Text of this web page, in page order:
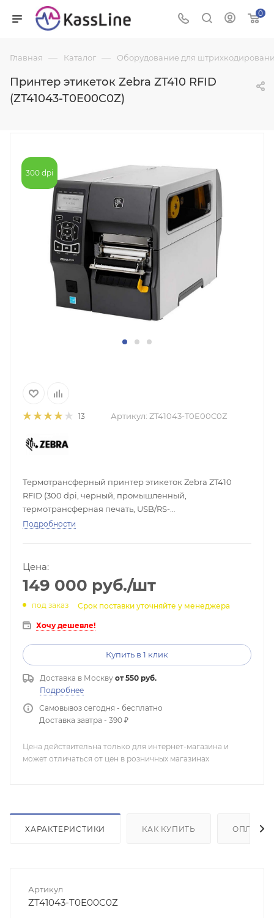
0
Главная — Каталог — Оборудование для
Принтер этикеток Zebra ZT410 RFID
(ZT41043-T0E00C0Z)
300 dpi
13 Артикул: ZT41043-T0E00C0Z
Термотрансферный принтер этикеток Zebra ZT410
RFID (300 dpi, черный, промышленный,
термотрансферная печать, USB/RS-
232/Ethernet/Bluetooth/RFID)
Подробности
Цена:
149 000 руб./шт
под заказ Срок поставки уточняйте у менеджера
Хочу дешевле!
Купить в 1 клик
Доставка в Москву от 550 руб.
Подробнее
Самовывоз сегодня - бесплатно
Доставка завтра - 390 ₽
Цена действительна только для интернет-магазина и
может отличаться от цен в розничных магазинах
ХАРАКТЕРИСТИКИ КАК КУПИТЬ ОПЛАТА
Артикул
ZT41043-T0E00C0Z